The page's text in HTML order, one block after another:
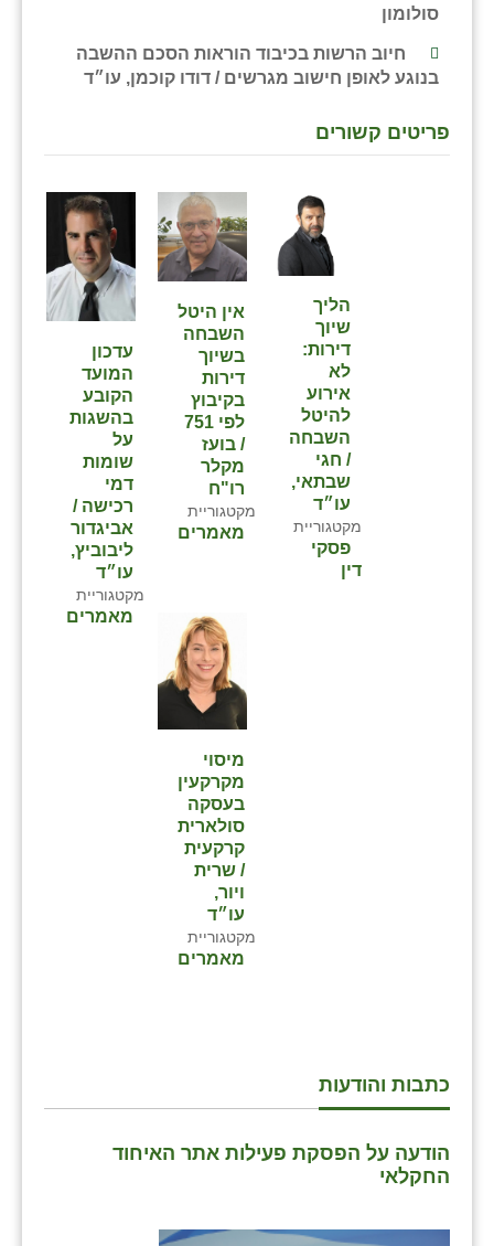
סולומון
חיוב הרשות בכיבוד הוראות הסכם ההשבה
בנוגע לאופן חישוב מגרשים / דודו קוכמן, עו״ד
פריטים קשורים
עדכון
המועד
הקובע
בהשגות
על
שומות
דמי
רכישה /
אביגדור
ליבוביץ,
עו״ד
מקטגוריית
מאמרים
אין היטל
השבחה
בשיוך
דירות
בקיבוץ
לפי 751
/ בועז
מקלר
רו"ח
מקטגוריית
מאמרים
הליך
שיוך
דירות:
לא
אירוע
להיטל
השבחה
/ חגי
שבתאי,
עו״ד
מקטגוריית
פסקי
דין
מיסוי
מקרקעין
בעסקה
סולארית
קרקעית
/ שרית
ויור,
עו״ד
מקטגוריית
מאמרים
כתבות והודעות
הודעה על הפסקת פעילות אתר האיחוד
החקלאי
תלמי יוסף
בוסתן הגליל